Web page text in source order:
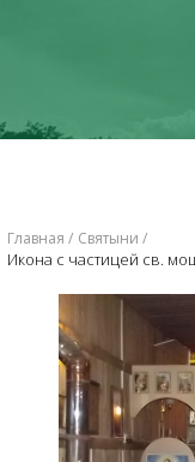
Главная Святыни
Икона с частицей св.